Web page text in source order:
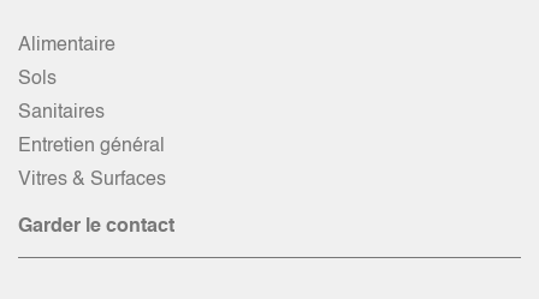
Alimentaire
Sols
Sanitaires
Entretien général
Vitres & Surfaces
Garder le contact